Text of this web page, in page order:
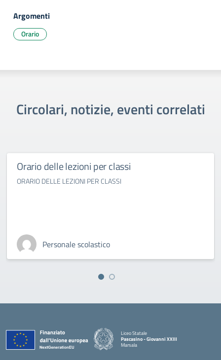
Argomenti
Orario
Circolari, notizie, eventi correlati
Orario delle lezioni per classi
ORARIO DELLE LEZIONI PER CLASSI
Personale scolastico
Liceo Statale
Pascasino - Giovanni XXIII
Marsala